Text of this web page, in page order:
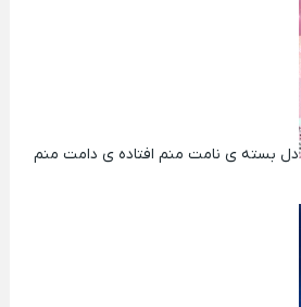
دل بسته ی نامت منم افتاده ی دامت منم